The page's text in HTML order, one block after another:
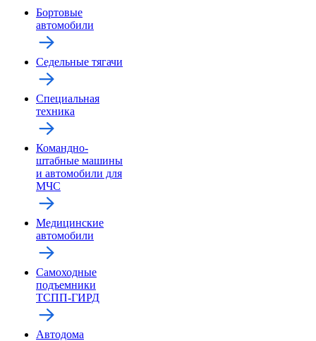
Бортовые
автомобили
Седельные тягачи
Специальная
техника
Командно-
штабные машины
и автомобили для
МЧС
Медицинские
автомобили
Самоходные
подъемники
ТСПП-ГИРД
Автодома